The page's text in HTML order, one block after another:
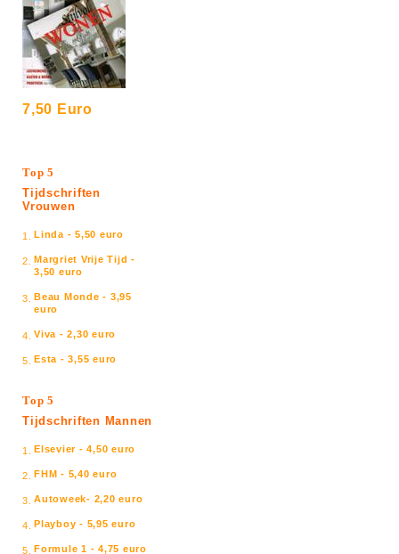
7,50 Euro
Top 5
Tijdschriften
Vrouwen
1. Linda - 5,50 euro
2. Margriet Vrije Tijd -
3,50 euro
3. Beau Monde - 3,95
euro
4. Viva - 2,30 euro
5. Esta - 3,55 euro
Top 5
Tijdschriften Mannen
1. Elsevier - 4,50 euro
2. FHM - 5,40 euro
3. Autoweek- 2,20 euro
4. Playboy - 5,95 euro
5. Formule 1 - 4,75 euro